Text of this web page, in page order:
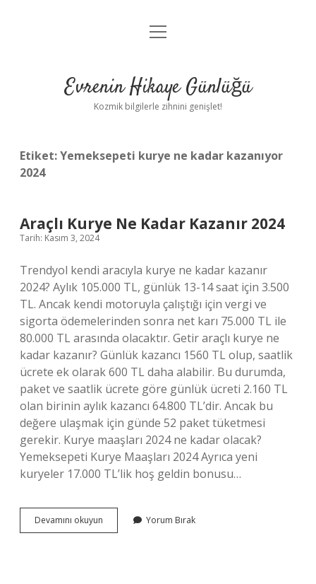
Anasayfa
Yasal Uyarı
menüyü
Evrenin Hikaye Günlüğü
Kozmik bilgilerle zihnini genişlet!
Etiket:Yemeksepeti kurye ne kadar kazanıyor
2024
Araçlı Kurye Ne Kadar Kazanır 2024
Tarih: Kasım 3, 2024
Trendyol kendi aracıyla kurye ne kadar kazanır
2024? Aylık 105.000 TL, günlük 13-14 saat için 3.500
TL. Ancak kendi motoruyla çalıştığı için vergi ve
sigorta ödemelerinden sonra net karı 75.000 TL ile
80.000 TL arasında olacaktır. Getir araçlı kurye ne
kadar kazanır? Günlük kazancı 1560 TL olup, saatlik
ücrete ek olarak 600 TL daha alabilir. Bu durumda,
paket ve saatlik ücrete göre günlük ücreti 2.160 TL
olan birinin aylık kazancı 64.800 TL’dir. Ancak bu
değere ulaşmak için günde 52 paket tüketmesi
gerekir. Kurye maaşları 2024 ne kadar olacak?
Yemeksepeti Kurye Maaşları 2024 Ayrıca yeni
kuryeler 17.000 TL’lik hoş geldin bonusu…
Devamını okuyun
Kurye
Yorum Bırak